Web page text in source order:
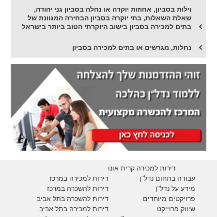
וילות בסביון, אחוזות יוקרה או נחלה בסביון גני יהודה,
שאלת השאלות, בתי יוקרה בסביון הבחירה המגוונת של
בתים למכירה בסביון בישוב היוקרתי הטוב ביותר בישראל
נחלות, מגרשים או בתים למכירה בסביון
דירות למכירה קרית אונו
דירות למכירה במרכז
דירות להשכרה במרכז
דירות להשכרה בתל אביב
דירות למכירה בתל אביב
עבודה בתחום נדל"ן
מידע על נדל"ן
פרויקטים מיוחדים
שיווק פרוייקט